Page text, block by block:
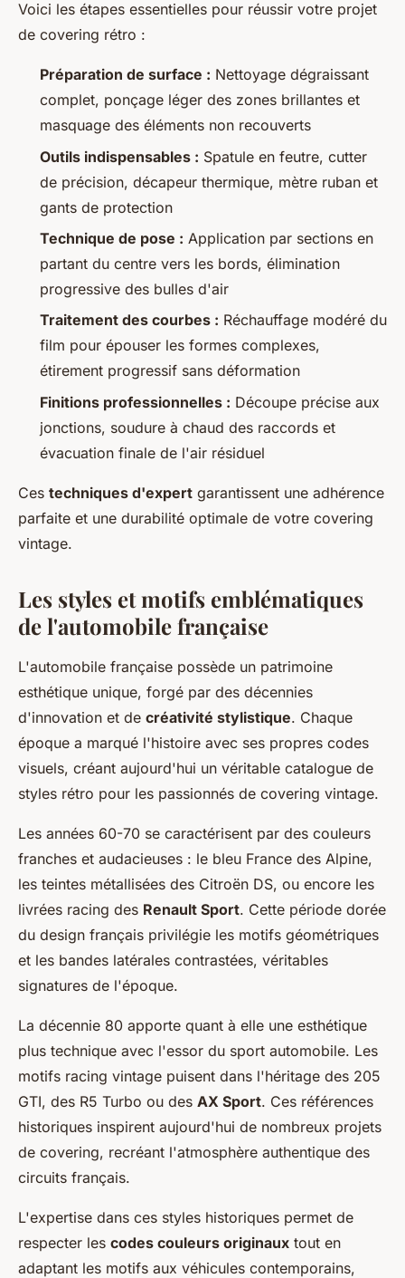
Voici les étapes essentielles pour réussir votre projet
de covering rétro :
Préparation de surface : Nettoyage dégraissant
complet, ponçage léger des zones brillantes et
masquage des éléments non recouverts
Outils indispensables : Spatule en feutre, cutter
de précision, décapeur thermique, mètre ruban et
gants de protection
Technique de pose : Application par sections en
partant du centre vers les bords, élimination
progressive des bulles d'air
Traitement des courbes : Réchauffage modéré du
film pour épouser les formes complexes,
étirement progressif sans déformation
Finitions professionnelles : Découpe précise aux
jonctions, soudure à chaud des raccords et
évacuation finale de l'air résiduel
Ces techniques d'expert garantissent une adhérence
parfaite et une durabilité optimale de votre covering
vintage.
Les styles et motifs emblématiques
de l'automobile française
L'automobile française possède un patrimoine
esthétique unique, forgé par des décennies
d'innovation et de créativité stylistique. Chaque
époque a marqué l'histoire avec ses propres codes
visuels, créant aujourd'hui un véritable catalogue de
styles rétro pour les passionnés de covering vintage.
Les années 60-70 se caractérisent par des couleurs
franches et audacieuses : le bleu France des Alpine,
les teintes métallisées des Citroën DS, ou encore les
livrées racing des Renault Sport. Cette période dorée
du design français privilégie les motifs géométriques
et les bandes latérales contrastées, véritables
signatures de l'époque.
La décennie 80 apporte quant à elle une esthétique
plus technique avec l'essor du sport automobile. Les
motifs racing vintage puisent dans l'héritage des 205
GTI, des R5 Turbo ou des AX Sport. Ces références
historiques inspirent aujourd'hui de nombreux projets
de covering, recréant l'atmosphère authentique des
circuits français.
L'expertise dans ces styles historiques permet de
respecter les codes couleurs originaux tout en
adaptant les motifs aux véhicules contemporains,